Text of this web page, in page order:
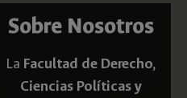
Sobre Nosotros
La Facultad de Derecho,
Ciencias Políticas y